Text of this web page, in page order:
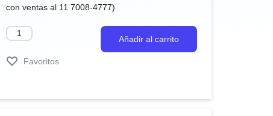
con ventas al 11 7008-4777)
Añadir al carrito
Favoritos